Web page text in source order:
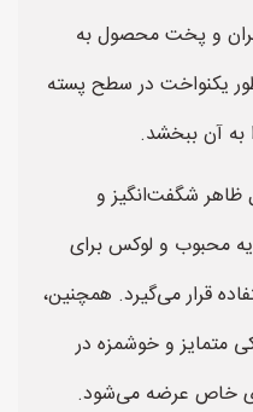
و پخت محصول به
یکنواخت در سطح پسته
آن ببخشد.
ظاهر شگفت‌انگیز و
محبوب و لوکس برای
قرار می‌گیرد. همچنین،
متمایز و خوشمزه در
خاص عرضه می‌شود.